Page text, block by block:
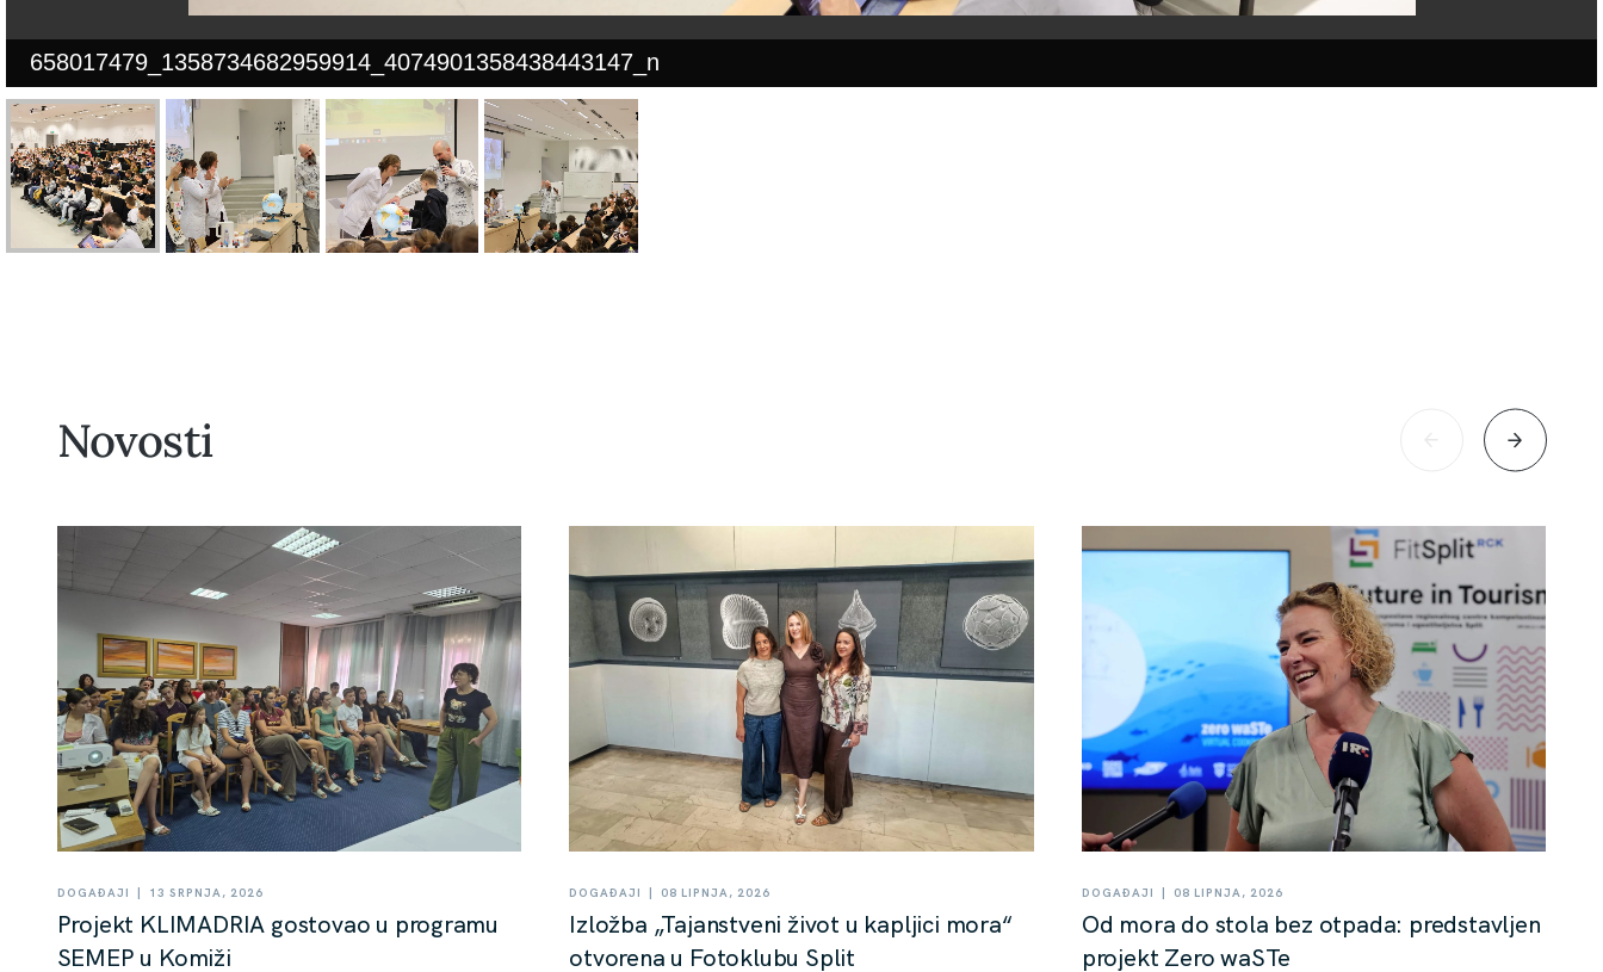
658017479_1358734682959914_4074901358438443147_n
Novosti
DOGAĐAJI | 13 SRPNJA, 2026
Projekt KLIMADRIA gostovao u programu
SEMEP u Komiži
DOGAĐAJI | 08 LIPNJA, 2026
Izložba „Tajanstveni život u kapljici mora“
otvorena u Fotoklubu Split
DOGAĐAJI | 08 LIPNJA, 2026
Od mora do stola bez otpada: predstavljen
projekt Zero waSTe